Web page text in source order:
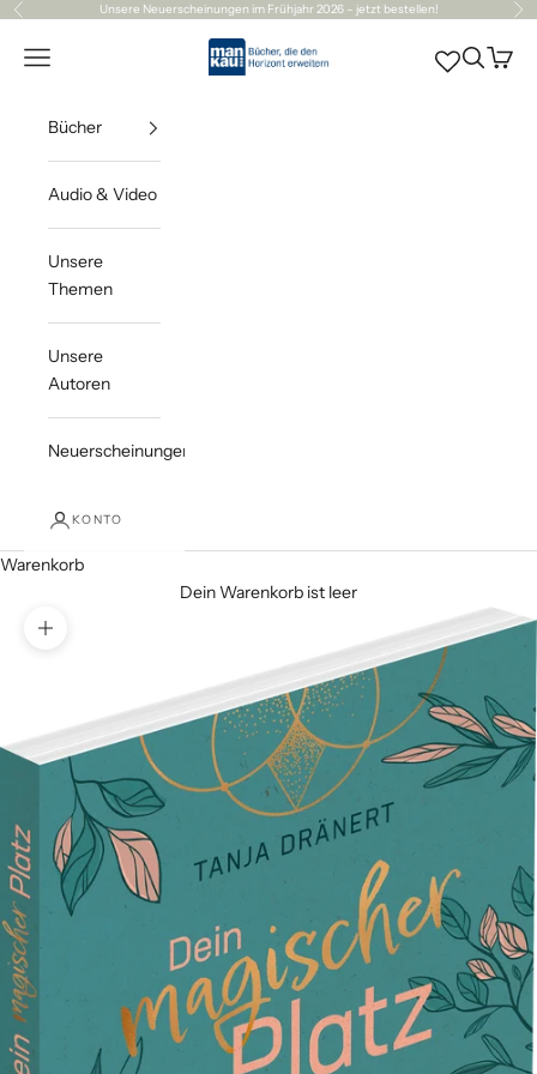
Zum Inhalt springen
Zurück Unsere Neuerscheinungen im Frühjahr 2026 – jetzt bestellen! Vor
Mankau Verlag
Navigationsmenü öffnen Suche
Bücher
Audio & Video
Unsere
Themen
Unsere
Autoren
Neuerscheinungen
KONTO
Warenkorb
Dein Warenkorb ist leer
Bild vergrößern